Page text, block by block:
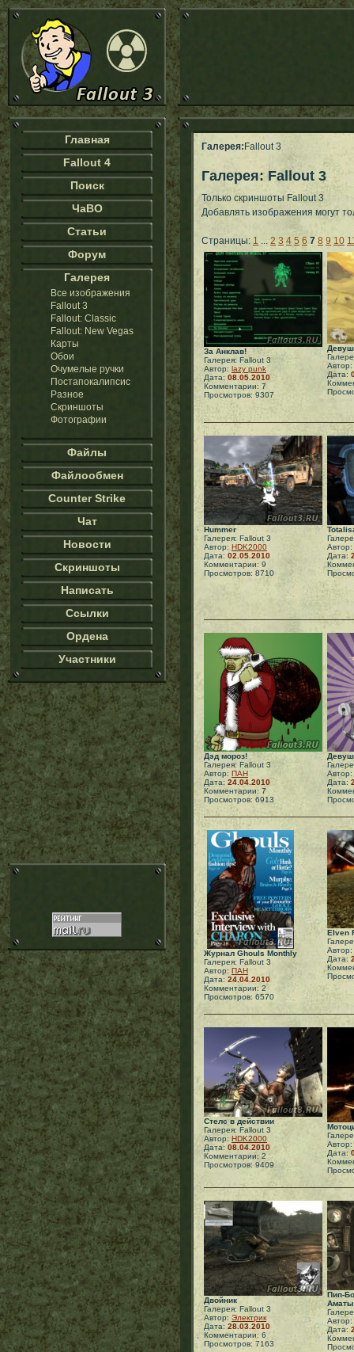
Главная
Fallout 4
Поиск
ЧаВО
Статьи
Форум
Галерея
Все изображения
Fallout 3
Fallout: Classic
Fallout: New Vegas
Карты
Обои
Очумелые ручки
Постапокалипсис
Разное
Скриншоты
Фотографии
Файлы
Файлообмен
Counter Strike
Чат
Новости
Скриншоты
Написать
Ссылки
Ордена
Участники
Галерея: Fallout 3
Галерея: Fallout 3
Только скриншоты Fallout 3
Добавлять изображения могут
Страницы: 1 ... 2 3 4 5 6 7 8 9 10
За Анклав!
Галерея: Fallout 3
Автор: lazy punk
Дата: 08.05.2010
Комментарии: 7
Просмотров: 9307
Автор:
Дата:
Hummer
Галерея: Fallout 3
Автор: HDK2000
Дата: 02.05.2010
Комментарии: 9
Просмотров: 8710
Автор:
Дата:
Дэд мороз!
Галерея: Fallout 3
Автор: ПАН
Дата: 24.04.2010
Комментарии: 7
Просмотров: 6913
Автор:
Дата:
Журнал Ghouls Monthly
Галерея: Fallout 3
Автор: ПАН
Дата: 24.04.2010
Комментарии: 2
Просмотров: 6570
Elven
Автор:
Дата:
Стелс в действии
Галерея: Fallout 3
Автор: HDK2000
Дата: 08.04.2010
Комментарии: 2
Просмотров: 9409
Автор:
Дата:
Двойник
Галерея: Fallout 3
Автор: Электрик
Дата: 28.03.2010
Комментарии: 6
Просмотров: 7163
Пип-
Аматы
Автор:
Дата: